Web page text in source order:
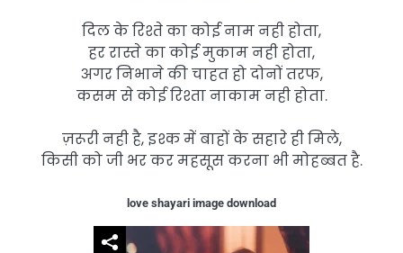
दिल के रिश्ते का कोई नाम नही होता,
हर रास्ते का कोई मुकाम नही होता,
अगर निभाने की चाहत हो दोनों तरफ,
कसम से कोई रिश्ता नाकाम नही होता.
ज़रूरी नही है, इश्क में बाहों के सहारे ही मिले,
किसी को जी भर कर महसूस करना भी मोहब्बत है.
love shayari image download